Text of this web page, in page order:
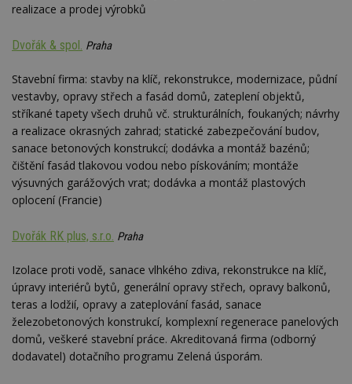
realizace a prodej výrobků
Dvořák & spol. Praha
Stavební firma: stavby na klíč, rekonstrukce, modernizace, půdní
vestavby, opravy střech a fasád domů, zateplení objektů,
stříkané tapety všech druhů vč. strukturálních, foukaných; návrhy
a realizace okrasných zahrad; statické zabezpečování budov,
sanace betonových konstrukcí; dodávka a montáž bazénů;
čištění fasád tlakovou vodou nebo pískováním; montáže
výsuvných garážových vrat; dodávka a montáž plastových
oplocení (Francie)
Dvořák RK plus, s.r.o. Praha
Izolace proti vodě, sanace vlhkého zdiva, rekonstrukce na klíč,
úpravy interiérů bytů, generální opravy střech, opravy balkonů,
teras a lodžií, opravy a zateplování fasád, sanace
železobetonových konstrukcí, komplexní regenerace panelových
domů, veškeré stavební práce. Akreditovaná firma (odborný
dodavatel) dotačního programu Zelená úsporám.